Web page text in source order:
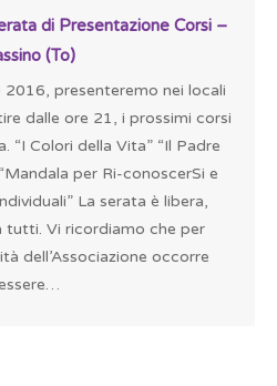
di Presentazione Corsi –
(To)
presenteremo nei locali
dalle ore 21, i prossimi corsi
“I Colori della Vita” “Il Padre
per Ri-conoscerSi e
La serata è libera,
Vi ricordiamo che per
dell’Associazione occorre